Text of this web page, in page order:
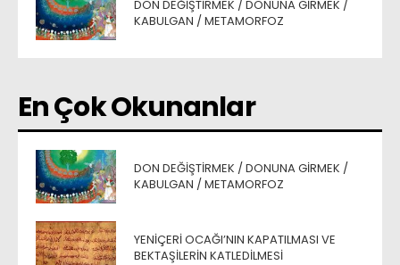
DON DEĞIŞTIRMEK / DONUNA GIRMEK /
KABULGAN / METAMORFOZ
En Çok Okunanlar
DON DEĞIŞTIRMEK / DONUNA GIRMEK /
KABULGAN / METAMORFOZ
YENIÇERI OCAĞI’NIN KAPATILMASI VE
BEKTAŞILERIN KATLEDILMESI